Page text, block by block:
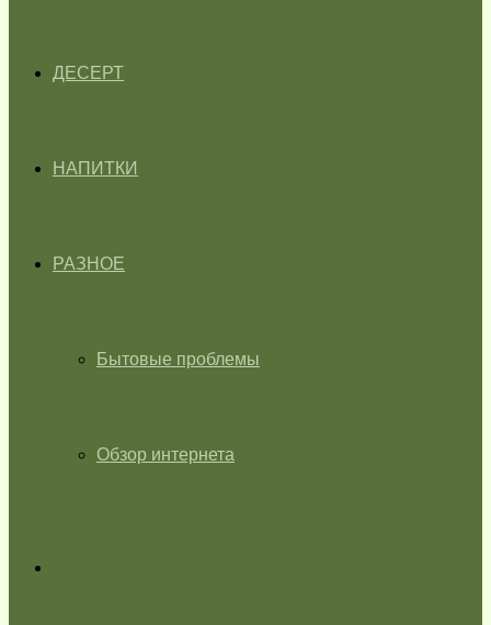
ДЕСЕРТ
НАПИТКИ
РАЗНОЕ
Бытовые проблемы
Обзор интернета